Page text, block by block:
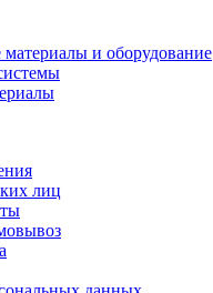
и оборудование
лиц